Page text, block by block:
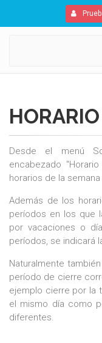
Desde el menú
encabezado
horarios de la
Además de los
períodos en los que
por vacaciones o
períodos, se indicará
Naturalmente
período de cierre
ejemplo cierre por la
el mismo día como
diferentes.